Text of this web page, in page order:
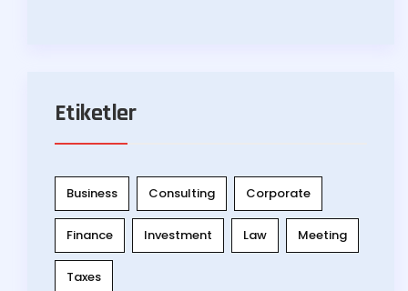
Etiketler
Business Consulting Corporate
Finance Investment Law Meeting
Taxes